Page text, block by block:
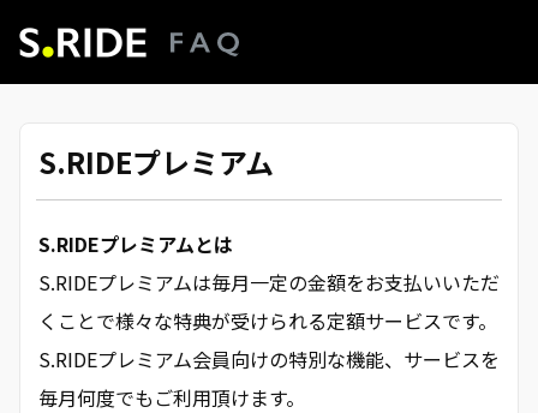
S.RIDEプレミアム
S.RIDEプレミアムとは
S.RIDEプレミアムは毎月一定の金額をお支払いいただ
くことで様々な特典が受けられる定額サービスです。
S.RIDEプレミアム会員向けの特別な機能、サービスを
毎月何度でもご利用頂けます。